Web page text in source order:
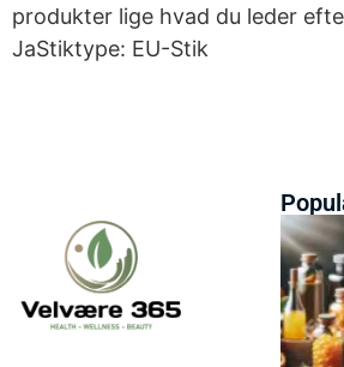
produkter lige hvad du leder
JaStiktype: EU-Stik